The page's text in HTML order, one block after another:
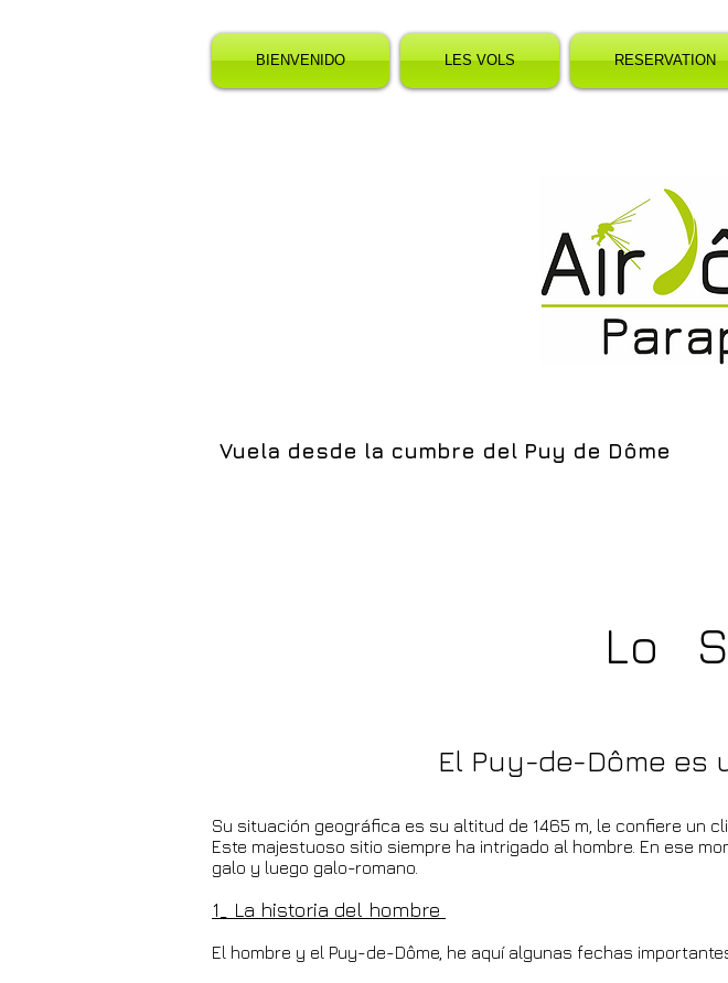
BIENVENIDO LES VOLS RESERVATION
Vuela desde la cumbre del Puy de Dôme
Lo
El Puy-de-Dôme es
Su situación geográfica es su altitud de 1465 m, le confiere un
Este majestuoso sitio siempre ha intrigado al hombre. En ese
galo y luego galo-romano.
1_ La historia del hombre
El hombre y el Puy-de-Dôme, he aquí algunas fechas